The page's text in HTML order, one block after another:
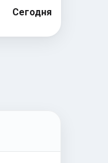
Сегодня